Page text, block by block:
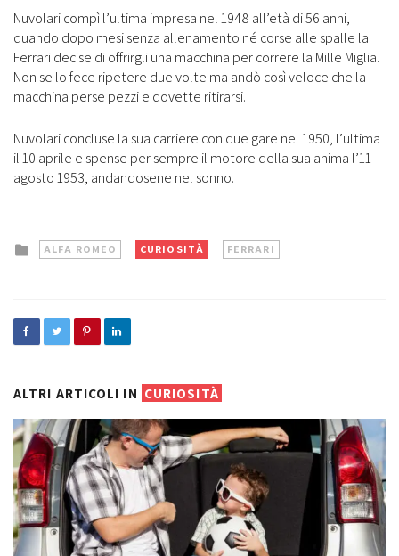
Nuvolari compì l’ultima impresa nel 1948 all’età di 56 anni,
quando dopo mesi senza allenamento né corse alle spalle la
Ferrari decise di offrirgli una macchina per correre la Mille Miglia.
Non se lo fece ripetere due volte ma andò così veloce che la
macchina perse pezzi e dovette ritirarsi.
Nuvolari concluse la sua carriere con due gare nel 1950, l’ultima
il 10 aprile e spense per sempre il motore della sua anima l’11
agosto 1953, andandosene nel sonno.
Posted
in
ALFA ROMEO CURIOSITÀ FERRARI
ALTRI ARTICOLI IN CURIOSITÀ